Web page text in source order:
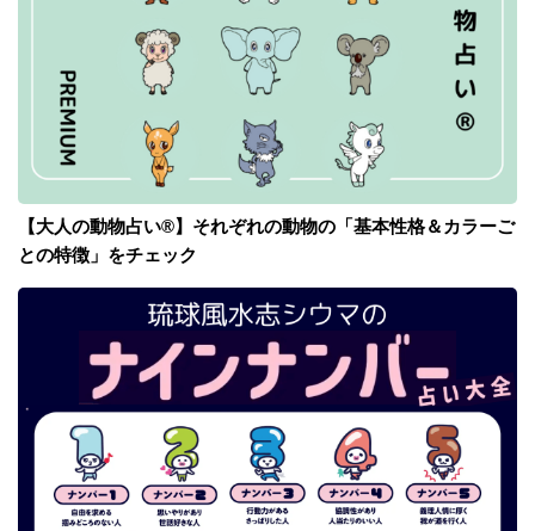
【大人の動物占い®】それぞれの動物の「基本性格＆カラーご
との特徴」をチェック